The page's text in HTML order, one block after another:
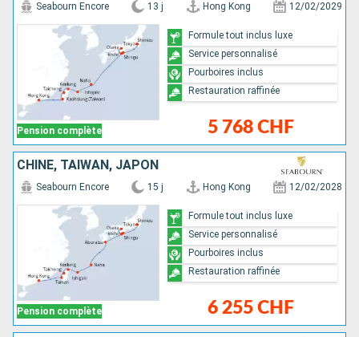
Pension complète
Seabourn Encore 13 j Hong Kong 12/02/2029
5 768 CHF
Formule tout inclus luxe
Service personnalisé
Pourboires inclus
Restauration raffinée
CHINE, TAÏWAN, JAPON
Pension complète
Seabourn Encore 15 j Hong Kong 12/02/2028
6 255 CHF
Formule tout inclus luxe
Service personnalisé
Pourboires inclus
Restauration raffinée